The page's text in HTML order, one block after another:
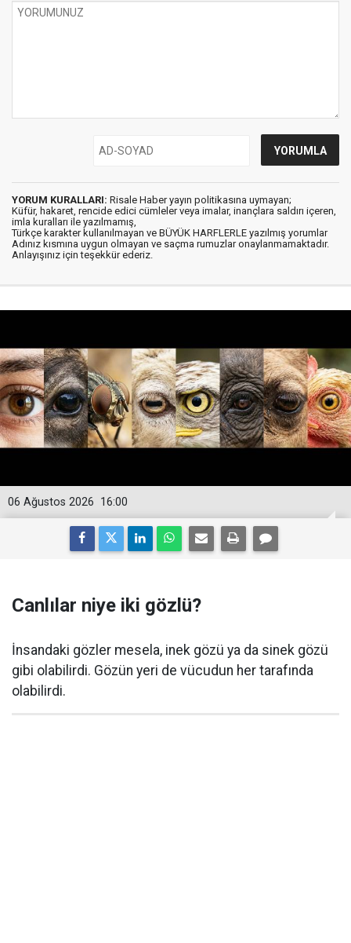
YORUM KURALLARI: Risale Haber yayın politikasına uymayan;
Küfür, hakaret, rencide edici cümleler veya imalar, inançlara saldırı içeren,
imla kuralları ile yazılmamış,
Türkçe karakter kullanılmayan ve BÜYÜK HARFLERLE yazılmış yorumlar
Adınız kısmına uygun olmayan ve saçma rumuzlar onaylanmamaktadır.
Anlayışınız için teşekkür ederiz.
16:00
06 Ağustos 2026
Canlılar niye iki gözlü?
İnsandaki gözler mesela, inek gözü ya da sinek gözü
gibi olabilirdi. Gözün yeri de vücudun her tarafında
olabilirdi.